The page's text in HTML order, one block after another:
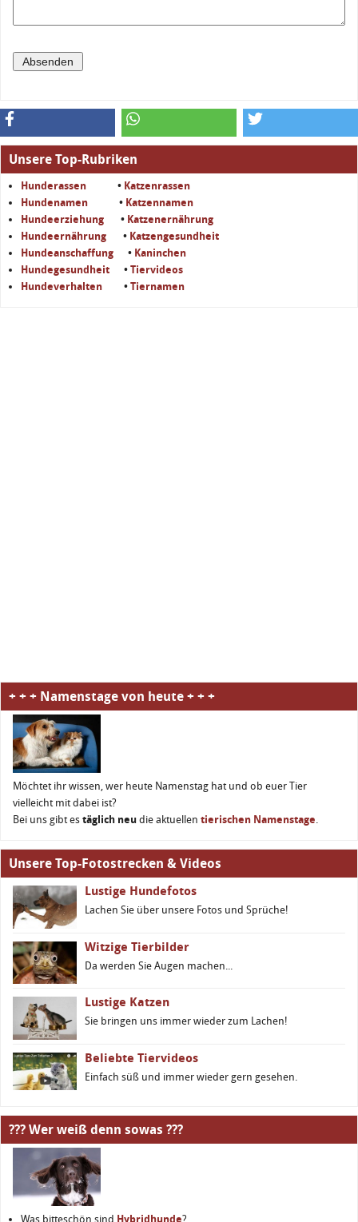
Unsere Top-Rubriken
Hunderassen • Katzenrassen
Hundenamen
• Katzennamen
Hundeerziehung • Katzenernährung
Hundeernährung • Katzengesundheit
Hundeanschaffung • Kaninchen
Hundegesundheit • Tiervideos
Hundeverhalten • Tiernamen
+ + + Namenstage von heute + + +
Möchtet ihr wissen, wer heute Namenstag hat und ob euer Tier
vielleicht mit dabei ist?
Bei uns gibt es täglich neu die aktuellen tierischen Namenstage.
Unsere Top-Fotostrecken & Videos
Lustige Hundefotos
Lachen Sie über unsere Fotos und Sprüche!
Witzige Tierbilder
Da werden Sie Augen machen...
Lustige Katzen
Sie bringen uns immer wieder zum Lachen!
Beliebte Tiervideos
Einfach süß und immer wieder gern gesehen.
??? Wer weiß denn sowas ???
Was bitteschön sind Hybridhunde?